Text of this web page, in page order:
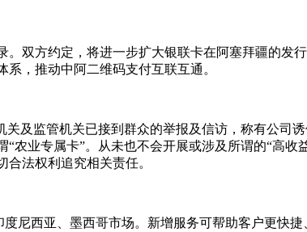
双方约定，将进一步扩大银联卡在阿塞拜疆的发
，推动中阿二维码支付互联互通。
及监管机关已接到群众的举报及信访，称有公司
农业专属卡”。从未也不会开展或涉及所谓的“高
法权利追究相关责任。
尼西亚、墨西哥市场。新增服务可帮助客户更快